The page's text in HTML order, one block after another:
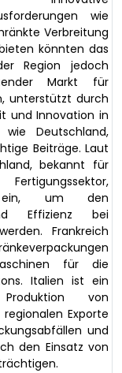
wie
Verbreitung
könnten das
Region jedoch
Markt für
unterstützt durch
und Innovation in
wie Deutschland,
Beiträge. Laut
bekannt für
ein, um den
Effizienz bei
Frankreich
für die
Italien ist ein
von
Exporte
und
den Einsatz von